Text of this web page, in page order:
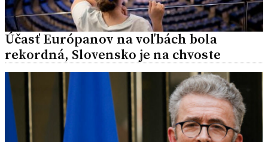
Účasť Európanov na voľbách bola
rekordná, Slovensko je na chvoste